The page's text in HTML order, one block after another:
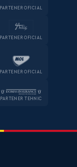
PARTENER OFICIAL
PARTENER OFICIAL
PARTENER OFICIAL
PARTENER TEHNIC